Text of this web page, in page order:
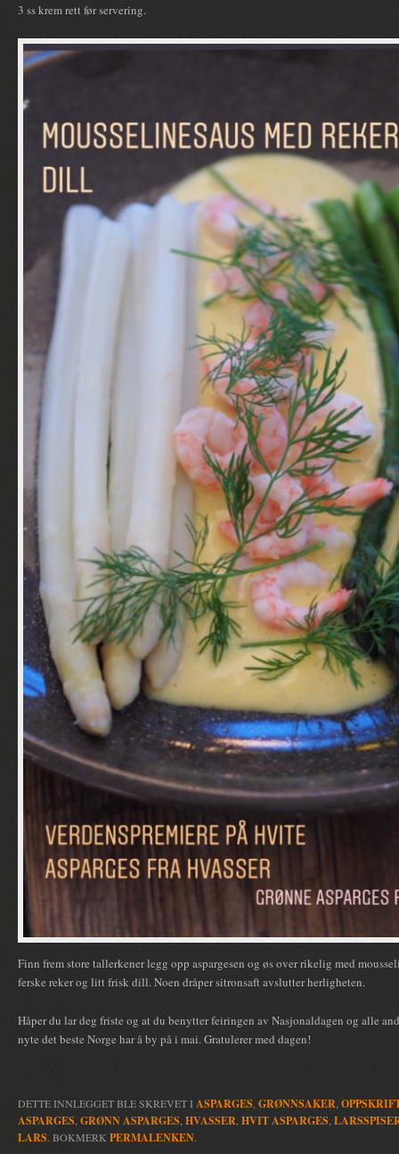
3 ss krem rett før servering.
Finn frem store tallerkener legg opp aspargesen og øs over rikelig med
ferske reker og litt frisk dill. Noen dråper sitronsaft avslutter herligheten.
Håper du lar deg friste og at du benytter feiringen av Nasjonaldagen og alle
nyte det beste Norge har å by på i mai. Gratulerer med dagen!
DETTE INNLEGGET BLE SKREVET IASPARGES GRØNNSAKER
ASPARGES GRØNN ASPARGES HVASSER HVIT ASPARGES
LARS. BOKMERK PERMALENKEN.